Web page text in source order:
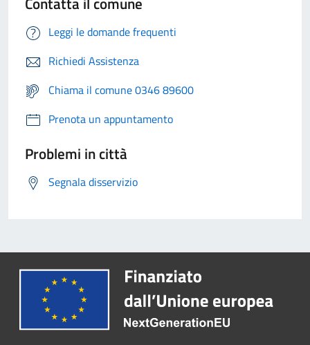
Leggi le domande frequenti
Richiedi Assistenza
Chiama il comune 0346 89600
Prenota un appuntamento
Problemi in città
Segnala disservizio